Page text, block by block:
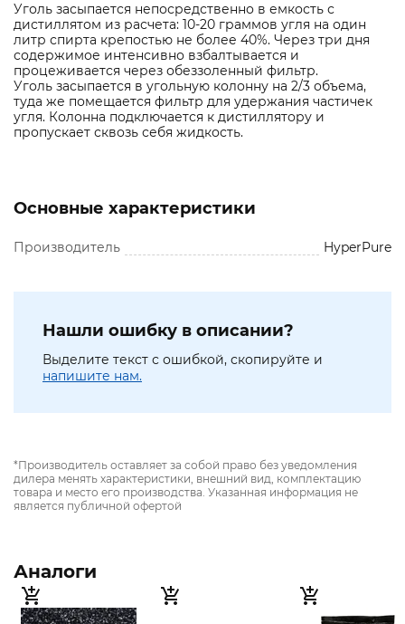
Уголь засыпается непосредственно в емкость с
дистиллятом из расчета: 10-20 граммов угля на один
литр спирта крепостью не более 40%. Через три дня
содержимое интенсивно взбалтывается и
процеживается через обеззоленный фильтр.
Уголь засыпается в угольную колонну на 2/3 объема,
туда же помещается фильтр для удержания частичек
угля. Колонна подключается к дистиллятору и
пропускает сквозь себя жидкость.
Основные характеристики
Производитель HyperPure
Нашли ошибку в описании?
Выделите текст с ошибкой, скопируйте и
напишите нам.
*Производитель оставляет за собой право без уведомления
дилера менять характеристики, внешний вид, комплектацию
товара и место его производства. Указанная информация не
является публичной офертой
Аналоги